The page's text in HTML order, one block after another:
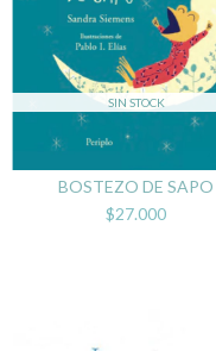
SIN STOCK
BOSTEZO DE SAPO
$27.000